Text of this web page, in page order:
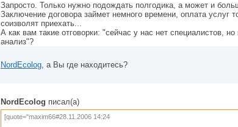
Запросто. Только нужно подождать полгодика, а может и
Заключение договора займет немного времени, оплата услуг
соизволят приехать...
А как вам такие отговорки: "сейчас у нас нет специалистов,
анализ"?
NordEcolog, а Вы где находитесь?
NordEcolog писал(а)
[quote="maxim66#28.11.2006 14:24